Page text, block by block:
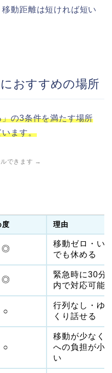
動距離は短ければ短い
おすすめの場所
の3条件を満たす場所
います。
できます →
度 理由
◎
移動ゼロ・い
でも休める
◎
緊急時に30分
内で対応可能
○
行列なし・ゆ
くり話せる
○
移動が少なく
への負担が小
い